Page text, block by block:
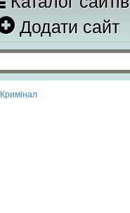
Додати сайт
Кримінал